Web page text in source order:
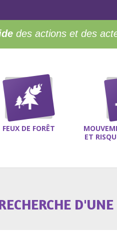
des actions et des
FEUX DE FORÊT
ET